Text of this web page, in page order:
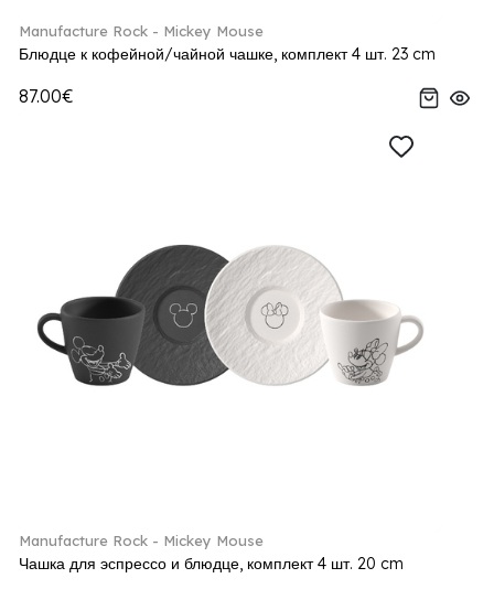
Manufacture Rock - Mickey Mouse
Блюдце к кофейной/чайной чашке, комплект 4 шт. 23 cm
87.00€
Manufacture Rock - Mickey Mouse
Чашка для эспрессо и блюдце, комплект 4 шт. 20 cm